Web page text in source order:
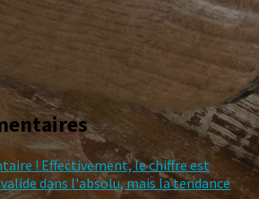
! Effectivement, le chiffre est
dans l'absolu, mais la tendance